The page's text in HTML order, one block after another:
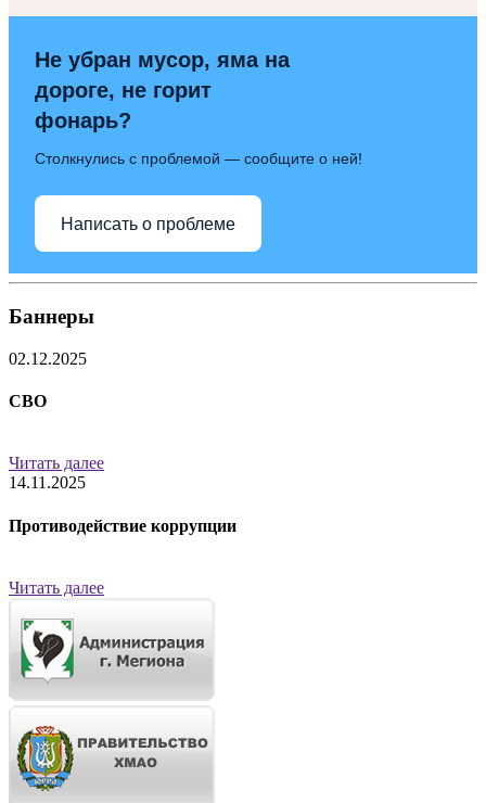
Не убран мусор, яма на
дороге, не горит
фонарь?
Столкнулись с проблемой — сообщите о ней!
Написать о проблеме
Баннеры
02.12.2025
СВО
Читать далее
14.11.2025
Противодействие коррупции
Читать далее